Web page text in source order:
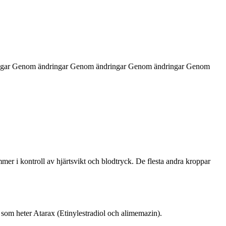
Genom ändringar Genom ändringar Genom ändringar Genom
i kontroll av hjärtsvikt och blodtryck. De flesta andra kroppar
heter Atarax (Etinylestradiol och alimemazin).